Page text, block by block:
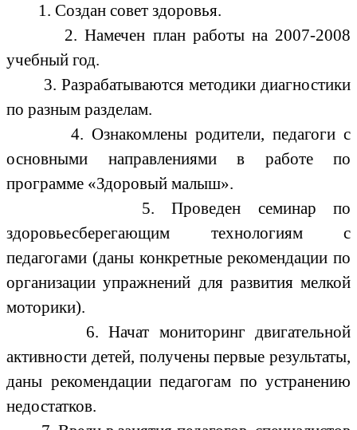
1. Создан совет здоровья.
2. Намечен план работы на 2007-2008
учебный год.
3. Разрабатываются методики диагностики
по разным разделам.
4. Ознакомлены родители, педагоги с
основными направлениями в работе по
программе «Здоровый малыш».
5. Проведен семинар по
здоровьесберегающим технологиям с
педагогами (даны конкретные рекомендации по
организации упражнений для развития мелкой
моторики).
6. Начат мониторинг двигательной
активности детей, получены первые результаты,
даны рекомендации педагогам по устранению
недостатков.